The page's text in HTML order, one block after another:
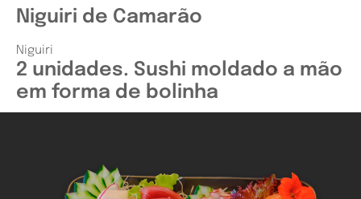
Niguiri de Camarão
Niguiri
2 unidades. Sushi moldado a mão
em forma de bolinha